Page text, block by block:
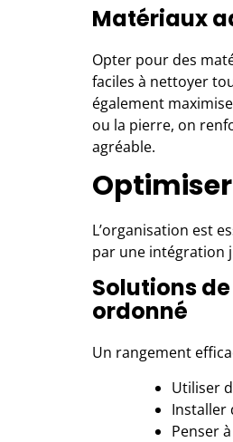
Matériaux
Opter pour des
faciles à nettoyer
également
ou la pierre, on
agréable.
L’organisation est
par une intégration
Solutions
ordonné
Un rangement
Utiliser
Installer
Penser